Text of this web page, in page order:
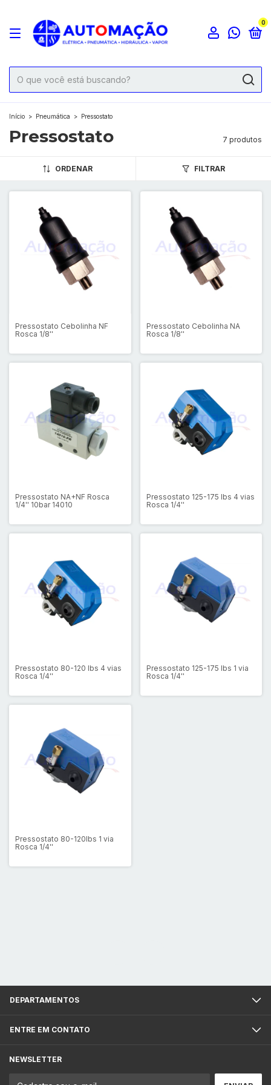
0
Início > Pneumática > Pressostato
Pressostato 7 produtos
ORDENAR FILTRAR
Pressostato Cebolinha NF
Rosca 1/8''
Pressostato Cebolinha NA
Rosca 1/8''
Pressostato NA+NF Rosca
1/4'' 10bar 14010
Pressostato 125-175 lbs 4 vias
Rosca 1/4''
Pressostato 80-120 lbs 4 vias
Rosca 1/4''
Pressostato 125-175 lbs 1 via
Rosca 1/4''
Pressostato 80-120lbs 1 via
Rosca 1/4''
DEPARTAMENTOS
ENTRE EM CONTATO
NEWSLETTER